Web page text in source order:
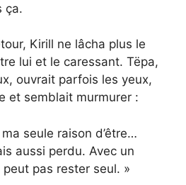
ça.
Kirill ne lâcha plus le
lui et le caressant. Tëpa,
ouvrait parfois les yeux,
et semblait murmurer :
seule raison d’être…
aussi perdu. Avec un
pas rester seul. »